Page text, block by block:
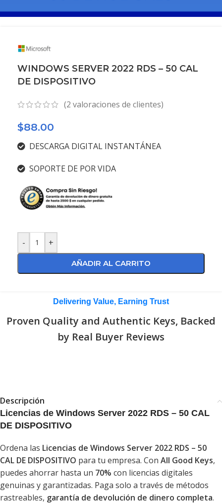
WINDOWS SERVER 2022 RDS – 50 CAL
DE DISPOSITIVO
(2 valoraciones de clientes)
$88.00
DESCARGA DIGITAL INSTANTÁNEA
SOPORTE DE POR VIDA
- +
AÑADIR AL CARRITO
Delivering Value, Earning Trust
Proven Quality and Authentic Keys, Backed
by Real Buyer Reviews
Descripción
Licencias de Windows Server 2022 RDS – 50 CAL
DE DISPOSITIVO
Ordena las Licencias de Windows Server 2022 RDS – 50
CAL DE DISPOSITIVO para tu empresa. Con All Good Keys,
puedes ahorrar hasta un 70% con licencias digitales
genuinas y garantizadas. Paga solo a través de métodos
rastreables, garantía de devolución de dinero completa.